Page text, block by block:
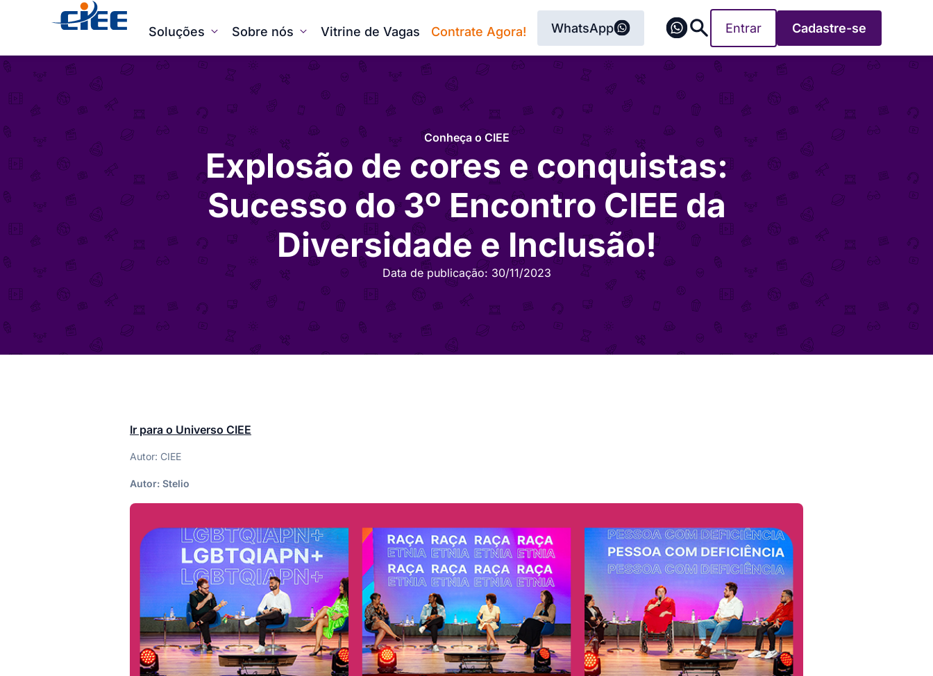
Soluções Sobre nós Vitrine de Vagas Contrate Agora! WhatsApp Entrar Cadastre-se
Conheça o CIEE
Explosão de cores e conquistas:
Sucesso do 3º Encontro CIEE da
Diversidade e Inclusão!
Data de publicação: 30/11/2023
Ir para o Universo CIEE
Autor: CIEE
Autor: Stelio